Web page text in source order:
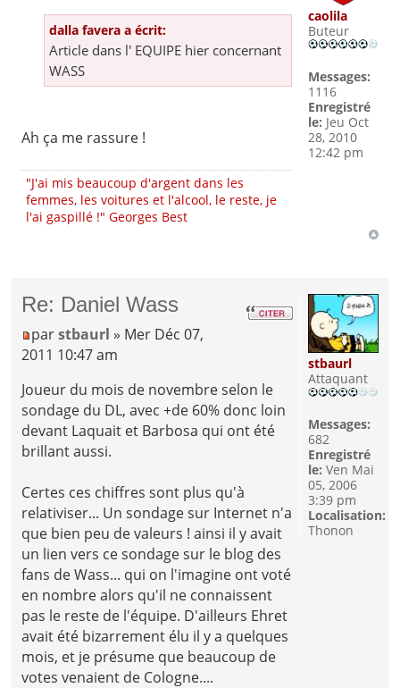
dalla favera a écrit:
Article dans l' EQUIPE hier concernant
WASS
Ah ça me rassure !
"J'ai mis beaucoup d'argent dans les
femmes, les voitures et l'alcool, le reste, je
l'ai gaspillé !" Georges Best
caolila
Buteur
Messages:
1116
Enregistré
le: Jeu Oct
28, 2010
12:42 pm
Re: Daniel Wass
parstbaurl » Mer Déc 07,
2011 10:47 am
Joueur du mois de novembre selon le
sondage du DL, avec +de 60% donc loin
devant Laquait et Barbosa qui ont été
brillant aussi.
Certes ces chiffres sont plus qu'à
relativiser... Un sondage sur Internet n'a
que bien peu de valeurs ! ainsi il y avait
un lien vers ce sondage sur le blog des
fans de Wass... qui on l'imagine ont voté
en nombre alors qu'il ne connaissent
pas le reste de l'équipe. D'ailleurs Ehret
avait été bizarrement élu il y a quelques
mois, et je présume que beaucoup de
votes venaient de Cologne....
stbaurl
Attaquant
Messages:
682
Enregistré
le: Ven Mai
05, 2006
3:39 pm
Localisation:
Thonon